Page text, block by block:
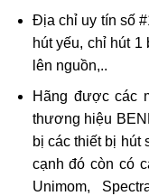
Địa chỉ uy tín số
hút yếu, chỉ hút
lên nguồn,..
Hãng được các
thương hiệu
bị các thiết bị hút
cạnh đó còn có
Unimom,